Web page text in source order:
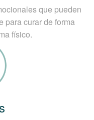
que pueden
para curar de forma
físico.